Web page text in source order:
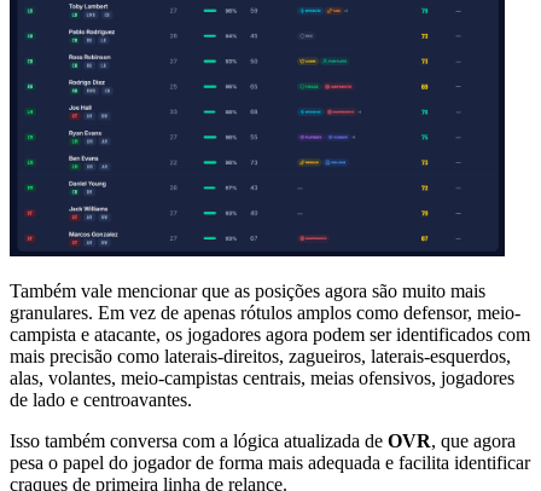
Também vale mencionar que as posições agora são muito mais
granulares. Em vez de apenas rótulos amplos como defensor, meio-
campista e atacante, os jogadores agora podem ser identificados com
mais precisão como laterais-direitos, zagueiros, laterais-esquerdos,
alas, volantes, meio-campistas centrais, meias ofensivos, jogadores
de lado e centroavantes.
Isso também conversa com a lógica atualizada de OVR, que agora
pesa o papel do jogador de forma mais adequada e facilita identificar
craques de primeira linha de relance.